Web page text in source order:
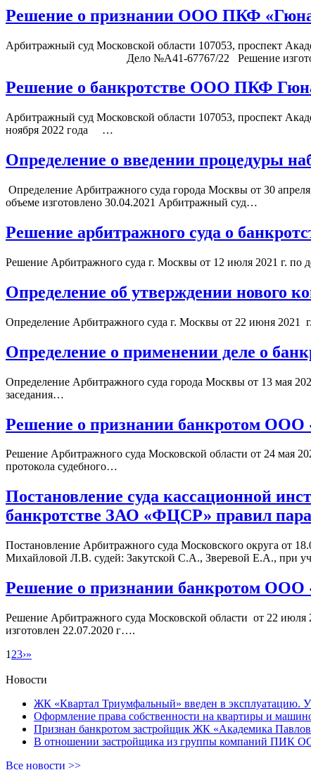
Решение о признании ООО ПКФ
Арбитражный суд Московской области 107053, проспект
Дело №А41-67767/22 Решение
Решение о банкротстве ООО ПКФ
Арбитражный суд Московской области 107053, проспект
ноября 2022 года …
Определение о введении процедуры
Определение Арбитражного суда города Москвы от 30
объеме изготовлено 30.04.2021 Арбитражный суд…
Решение арбитражного суда о
Решение Арбитражного суда г. Москвы от 12 июля 2021 г. по
Определение об утверждении нового
Определение Арбитражного суда г. Москвы от 22 июня
Определение о применении деле о
Определение Арбитражного суда города Москвы от 13 мая
заседания…
Решение о признании банкротом ООО
Решение Арбитражного суда Московской области от 24 мая
протокола судебного…
Постановление суда кассационной
банкротстве ЗАО «ФЦСР» правил
Постановление Арбитражного суда Московского округа от
Михайловой Л.В. судей: Закутской С.А., Зверевой Е.А., при
Решение о признании банкротом ООО
Решение Арбитражного суда Московской области от 22
изготовлен 22.07.2020 г….
1 23›»
Новости
ЖК «Квартал Триумфальный» введен в эксплуатацию.
Оформление права собственности на квартиры и
Признан банкротом застройщик ЖК «Академика
В отношении застройщика из группы компаний ПИК
Все новости >>